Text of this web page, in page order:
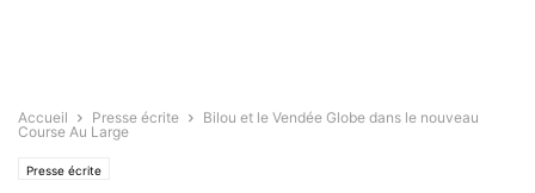
Accueil Presse écrite
Bilou et le Vendée Globe dans le nouveau
Course Au Large
Presse écrite